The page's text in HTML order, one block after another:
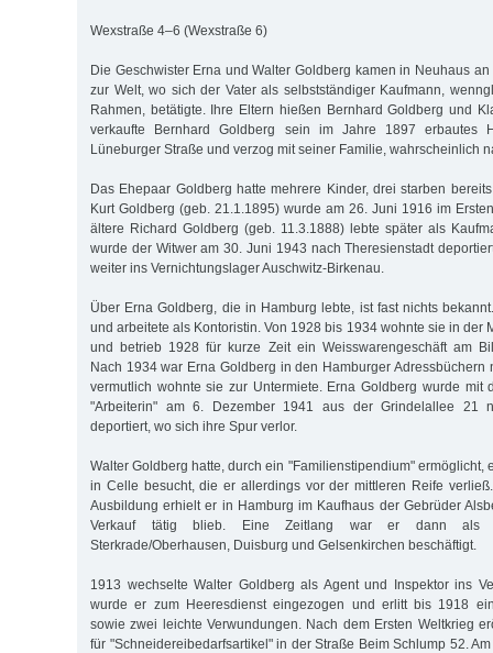
Wexstraße 4–6 (Wexstraße 6)
Die Geschwister Erna und Walter Goldberg kamen in Neuhaus
zur Welt, wo sich der Vater als selbstständiger Kaufmann,
Rahmen, betätigte. Ihre Eltern hießen Bernhard Goldberg und
verkaufte Bernhard Goldberg sein im Jahre 1897 erbautes
Lüneburger Straße und verzog mit seiner Familie, wahrscheinlich
Das Ehepaar Goldberg hatte mehrere Kinder, drei starben
Kurt Goldberg (geb. 21.1.1895) wurde am 26. Juni 1916 im
ältere Richard Goldberg (geb. 11.3.1888) lebte später als
wurde der Witwer am 30. Juni 1943 nach Theresienstadt
weiter ins Vernichtungslager Auschwitz-Birkenau.
Über Erna Goldberg, die in Hamburg lebte, ist fast nichts
und arbeitete als Kontoristin. Von 1928 bis 1934 wohnte sie in der
und betrieb 1928 für kurze Zeit ein Weisswarengeschäft am
Nach 1934 war Erna Goldberg in den Hamburger Adressbüchern
vermutlich wohnte sie zur Untermiete. Erna Goldberg wurde mit
"Arbeiterin" am 6. Dezember 1941 aus der Grindelallee 21
deportiert, wo sich ihre Spur verlor.
Walter Goldberg hatte, durch ein "Familienstipendium" ermöglicht,
in Celle besucht, die er allerdings vor der mittleren Reife
Ausbildung erhielt er in Hamburg im Kaufhaus der Gebrüder
Verkauf tätig blieb. Eine Zeitlang war er dann als
Sterkrade/Oberhausen, Duisburg und Gelsenkirchen beschäftigt.
1913 wechselte Walter Goldberg als Agent und Inspektor ins
wurde er zum Heeresdienst eingezogen und erlitt bis 1918
sowie zwei leichte Verwundungen. Nach dem Ersten Weltkrieg
für "Schneidereibedarfsartikel" in der Straße Beim Schlump 52.